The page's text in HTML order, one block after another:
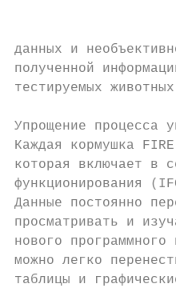
данных и
полученной
тестируемых
Упрощение
Каждая кормушка
которая
функционирования
Данные постоянно
просматривать и
нового
можно легко
таблицы и